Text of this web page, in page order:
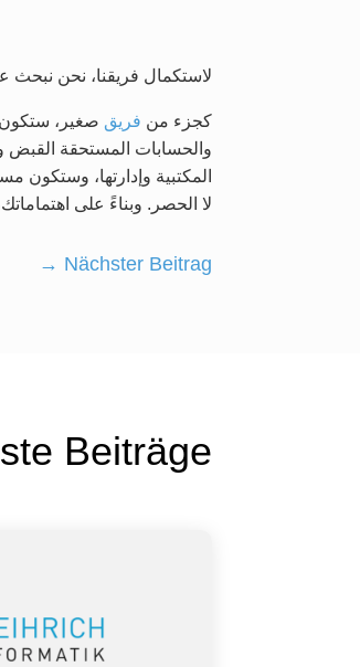
لاستكمال فريقنا، نحن نبحث عنك كزميل في
كجزء من فريق صغير، ستكون
والحسابات المستحقة القبض
المكتبية وإدارتها، وستكون
لا الحصر. وبناءً على
Nächster Beitrag
→
Beiträge